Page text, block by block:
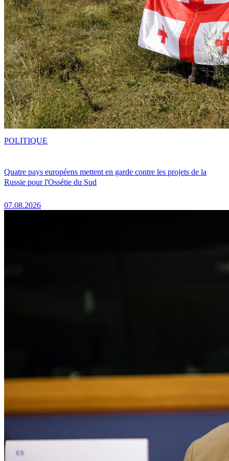
Quatre pays européens mettent en garde contre les projets de la
Russie pour l'Ossétie du Sud
07.08.2026
POLITIQUE